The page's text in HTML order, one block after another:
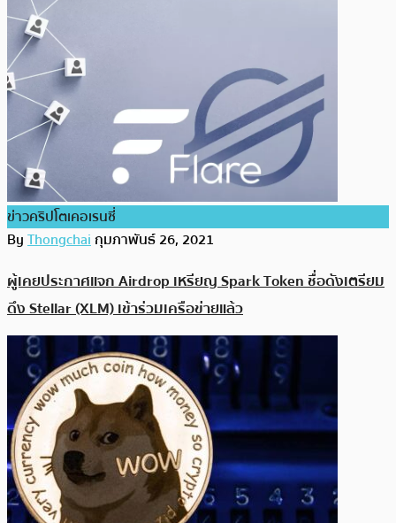
ข่าวคริปโตเคอเรนซี่
ByThongchaiกุมภาพันธ์ 26, 2021
ผู้เคยประกาศแจก Airdrop เหรียญ Spark Token ชื่อดังเตรียม
ดึง Stellar (XLM) เข้าร่วมเครือข่ายแล้ว